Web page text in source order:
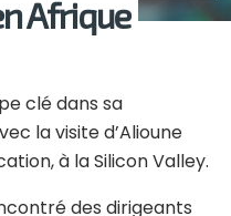
Afrique
clé dans sa
la visite d’Alioune
à la Silicon Valley.
des dirigeants